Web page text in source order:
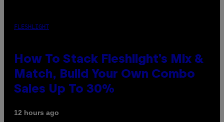
FLESHLIGHT
How To Stack Fleshlight’s Mix &
Match, Build Your Own Combo
Sales Up To 30%
12 hours ago